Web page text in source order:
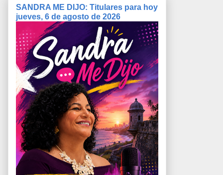
SANDRA ME DIJO: Titulares para hoy
jueves, 6 de agosto de 2026